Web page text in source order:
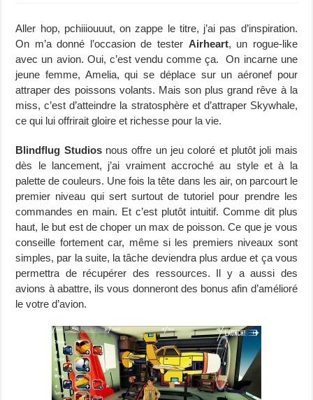
Aller hop, pchiiiouuut, on zappe le titre, j’ai pas d’inspiration.
On m’a donné l’occasion de tester Airheart, un rogue-like
avec un avion. Oui, c’est vendu comme ça. On incarne une
jeune femme, Amelia, qui se déplace sur un aéronef pour
attraper des poissons volants. Mais son plus grand rêve à la
miss, c’est d’atteindre la stratosphère et d’attraper Skywhale,
ce qui lui offrirait gloire et richesse pour la vie.
Blindflug Studiosnous offre un jeu coloré et plutôt joli mais
dès le lancement, j’ai vraiment accroché au style et à la
palette de couleurs. Une fois la tête dans les air, on parcourt le
premier niveau qui sert surtout de tutoriel pour prendre les
commandes en main. Et c’est plutôt intuitif. Comme dit plus
haut, le but est de choper un max de poisson. Ce que je vous
conseille fortement car, même si les premiers niveaux sont
simples, par la suite, la tâche deviendra plus ardue et ça vous
permettra de récupérer des ressources. Il y a aussi des
avions à abattre, ils vous donneront des bonus afin d’amélioré
le votre d’avion.